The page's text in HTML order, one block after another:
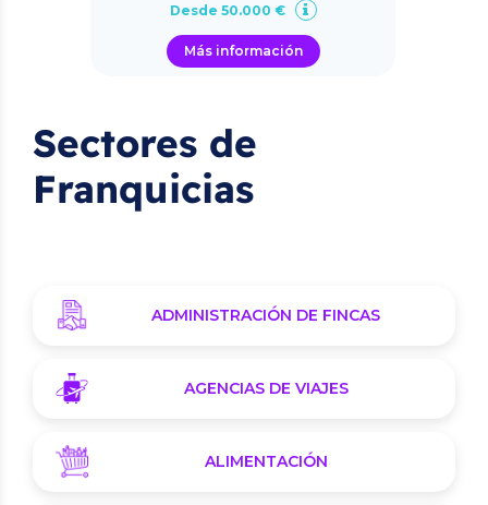
Desde 50.000 €
Más información
Sectores de
Franquicias
ADMINISTRACIÓN DE FINCAS
AGENCIAS DE VIAJES
ALIMENTACIÓN